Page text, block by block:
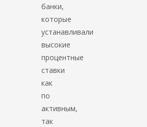
банки,
которые
устанавливали
высокие
процентные
ставки
как
по
активным,
так